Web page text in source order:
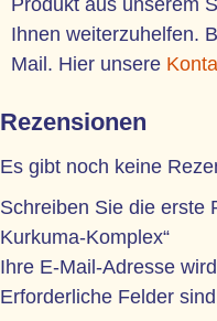
Ihnen weiterzuhelfen.
Mail. Hier unsere
Rezensionen
Es gibt noch keine
Schreiben Sie die erste
Kurkuma-Komplex“
Ihre E-Mail-Adresse
Erforderliche Felder